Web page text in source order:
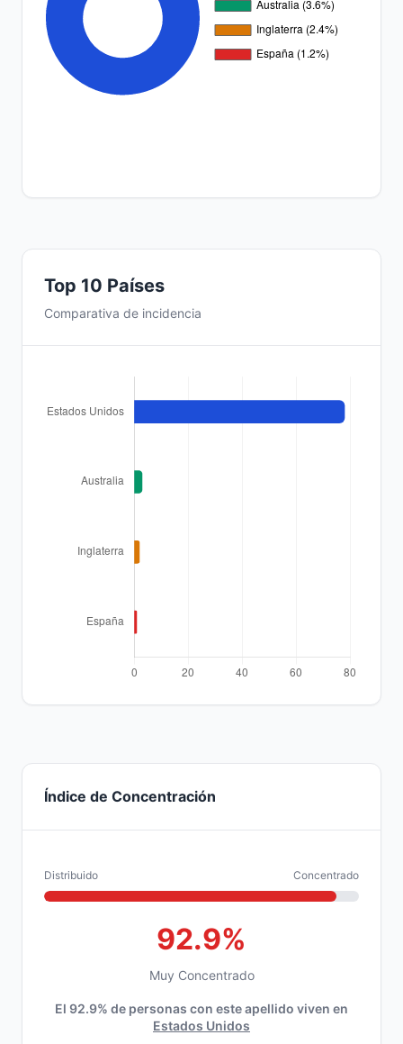
Top 10 Países
Comparativa de incidencia
Índice de Concentración
Distribuido Concentrado
92.9%
Muy Concentrado
El 92.9% de personas con este apellido viven en
Estados Unidos